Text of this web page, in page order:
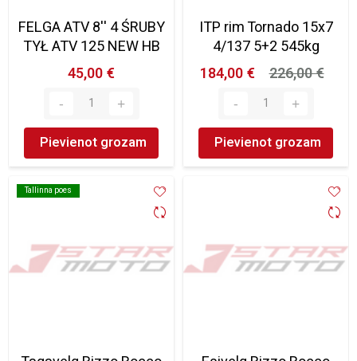
FELGA ATV 8'' 4 ŚRUBY
TYŁ ATV 125 NEW HB
45,00 €
Pievienot grozam
ITP rim Tornado 15x7
4/137 5+2 545kg
184,00 €
226,00 €
Pievienot grozam
Tallinna poes
Tallinna poes